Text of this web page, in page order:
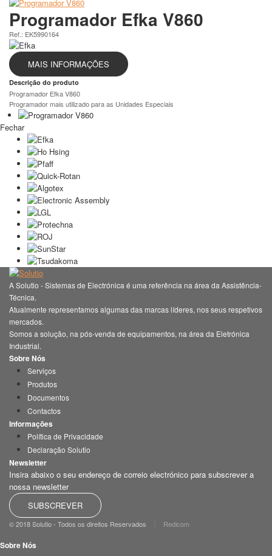
Programador Efka V860
Ref.: EK5990164
MAIS INFORMAÇÕES
Descrição do produto
Programador Efka V860
Programador mais utilizado para as Unidades Especiais
Fechar
A Solutio - Sistemas de Electrónica é uma referência na área da Assistência-
Técnica.
Atualmente representamos algumas das marcas líderes, nos seus respetivos
mercados.
Somos a solução, na pós-venda de equipamentos, na área da Eletrónica
Industrial.
Sobre Nós
Serviços
Produtos
Documentos
Contactos
Informações
Política de Privacidade
Declaração Solutio
Newsletter
Insira abaixo o seu endereço de correio electrónico para subscrever a
nossa newsletter
SUBSCREVER
© 2018 Solutio - Todos os direitos Reservados Redicom
Sobre Nós